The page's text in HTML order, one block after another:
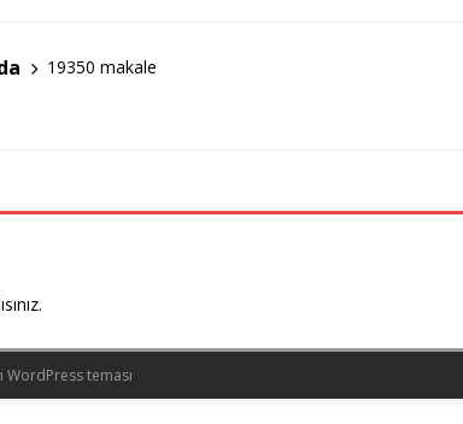
19350 makale
.
WordPress teması